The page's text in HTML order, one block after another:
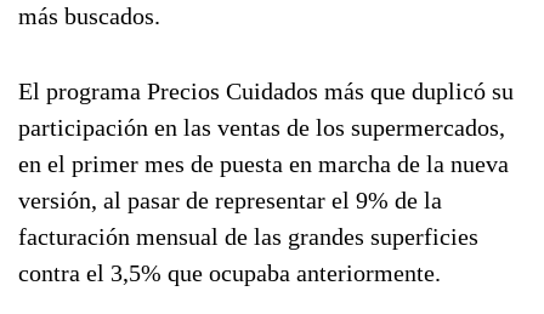
más buscados.
El programa Precios Cuidados más que duplicó su
participación en las ventas de los supermercados,
en el primer mes de puesta en marcha de la nueva
versión, al pasar de representar el 9% de la
facturación mensual de las grandes superficies
contra el 3,5% que ocupaba anteriormente.